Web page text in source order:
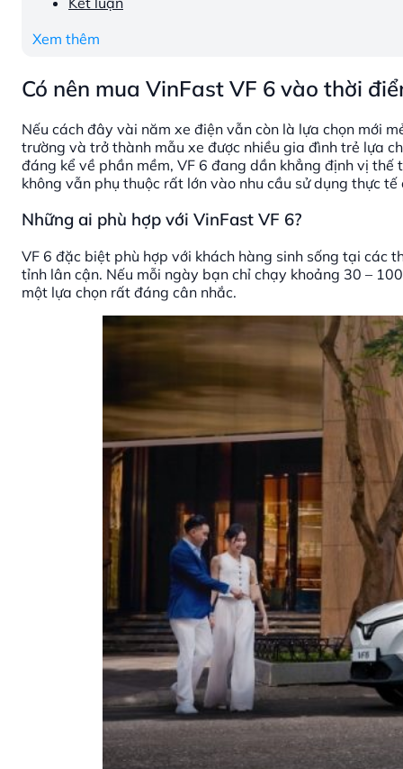
Xem thêm
Có nên mua VinFast VF 6 vào thời
Nếu cách đây vài năm xe điện vẫn còn là lựa chọn mới
trường và trở thành mẫu xe được nhiều gia đình trẻ lựa
đáng kể về phần mềm, VF 6 đang dần khẳng định vị thế
không vẫn phụ thuộc rất lớn vào nhu cầu sử dụng thực tế
Những ai phù hợp với VinFast VF 6?
VF 6 đặc biệt phù hợp với khách hàng sinh sống tại các
tỉnh lân cận. Nếu mỗi ngày bạn chỉ chạy khoảng 30 –
một lựa chọn rất đáng cân nhắc.